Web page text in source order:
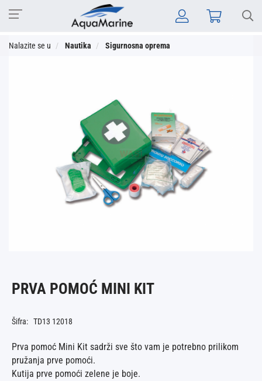
Nalazite se u Nautika Sigurnosna oprema
PRVA POMOĆ MINI KIT
Šifra: TD13 12018
Prva pomoć Mini Kit sadrži sve što vam je potrebno prilikom
pružanja prve pomoći.
Kutija prve pomoći zelene je boje.